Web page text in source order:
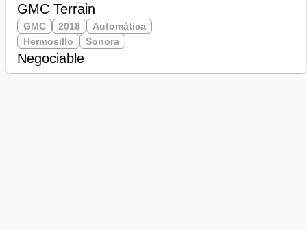
GMC Terrain
GMC 2018
Automática
Hermosillo
Sonora
Negociable